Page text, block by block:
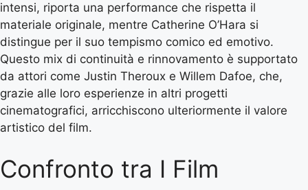
intensi, riporta una performance che rispetta il
materiale originale, mentre Catherine O’Hara si
distingue per il suo tempismo comico ed emotivo.
Questo mix di continuità e rinnovamento è supportato
da attori come Justin Theroux e Willem Dafoe, che,
grazie alle loro esperienze in altri progetti
cinematografici, arricchiscono ulteriormente il valore
artistico del film.
Confronto tra I Film